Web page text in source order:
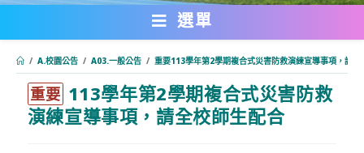
內
選單
/ A.校園公告 / A03.一般公告 / 重要113學年第2學期複合式災害防救演練宣導事項，請全
重要 113學年第2學期複合式災害防救
演練宣導事項，請全校師生配合